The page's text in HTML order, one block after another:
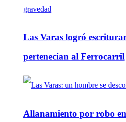
Las Varas logró
pertenecían al Ferrocarril
Allanamiento por robo